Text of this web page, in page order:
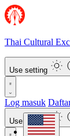
Thai Cultural
Use setting
Log masuk
Use setting